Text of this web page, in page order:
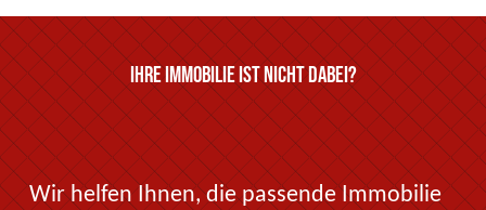
Ihre Immobilie ist nicht dabei?
Wir helfen Ihnen, die passende Immobilie